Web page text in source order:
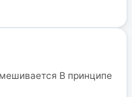
В принципе